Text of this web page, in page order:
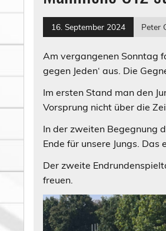
16. September 2024 Peter
Am vergangenen Sonntag
gegen Jeden‘ aus. Die
Im ersten Stand man den
Vorsprung nicht über die
In der zweiten Begegnung
Ende für unsere Jungs.
Der zweite
freuen.